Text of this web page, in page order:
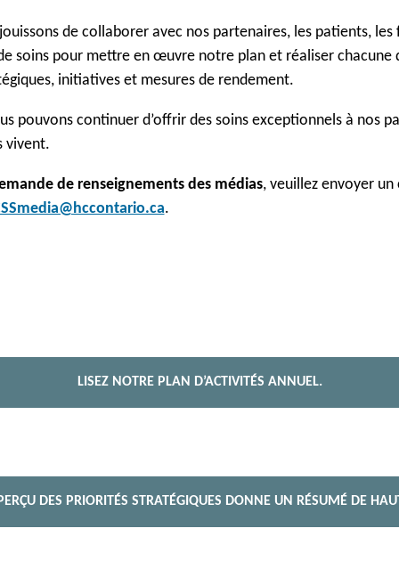
de collaborer avec nos partenaires, les patients, les
soins pour mettre en œuvre notre plan et réaliser chacune
initiatives et mesures de rendement.
pouvons continuer d’offrir des soins exceptionnels à nos
vivent.
de renseignements des médias, veuillez envoyer un
.
LISEZ NOTRE PLAN D’ACTIVITÉS ANNUEL.
DES PRIORITÉS STRATÉGIQUES DONNE UN RÉSUMÉ DE